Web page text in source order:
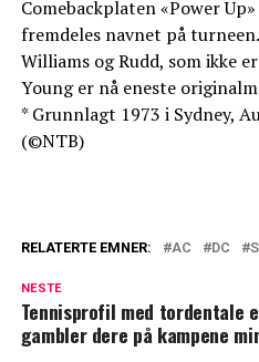
Comebackplaten «Power
fremdeles navnet på
Williams og Rudd, som ikke
Young er nå eneste
* Grunnlagt 1973 i Sydney,
(©NTB)
RELATERTE EMNER: AC DC
NESTE
Tennisprofil med tordentale
gambler dere på kampene